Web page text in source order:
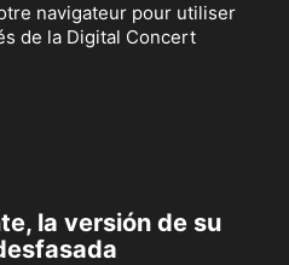
navigateur pour utiliser
de la Digital Concert
la versión de su